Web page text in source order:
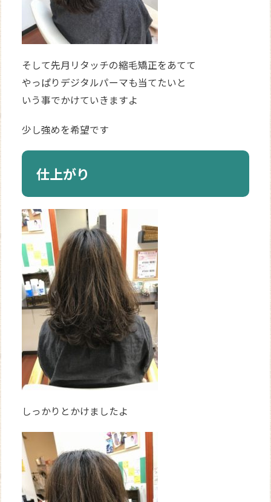
そして先月リタッチの縮毛矯正をあてて
やっぱりデジタルパーマも当てたいと
いう事でかけていきますよ
少し強めを希望です
仕上がり
しっかりとかけましたよ